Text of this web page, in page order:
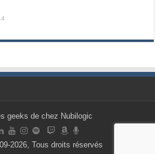
geeks de chez Nubilogic
2026, Tous droits réservés